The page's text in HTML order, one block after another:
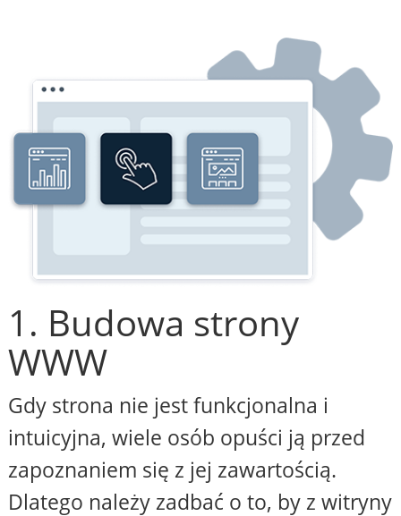
1. Budowa strony
WWW
Gdy strona nie jest funkcjonalna i
intuicyjna, wiele osób opuści ją przed
zapoznaniem się z jej zawartością.
Dlatego należy zadbać o to, by z witryny